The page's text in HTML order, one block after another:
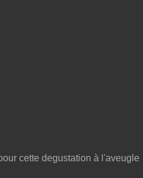
cette degustation à l'aveugle